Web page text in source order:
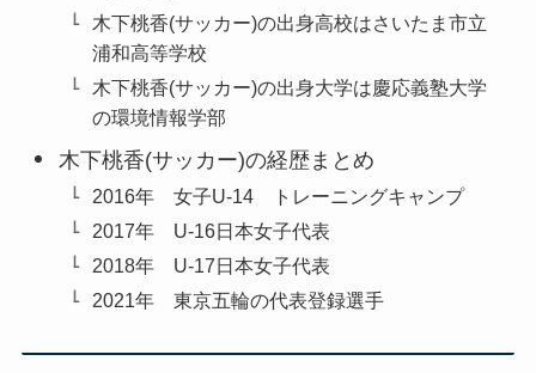
木下桃香(サッカー)の出身高校はさいたま市立
浦和高等学校
木下桃香(サッカー)の出身大学は慶応義塾大学
の環境情報学部
木下桃香(サッカー)の経歴まとめ
2016年 女子U-14 トレーニングキャンプ
2017年 U-16日本女子代表
2018年 U-17日本女子代表
2021年 東京五輪の代表登録選手